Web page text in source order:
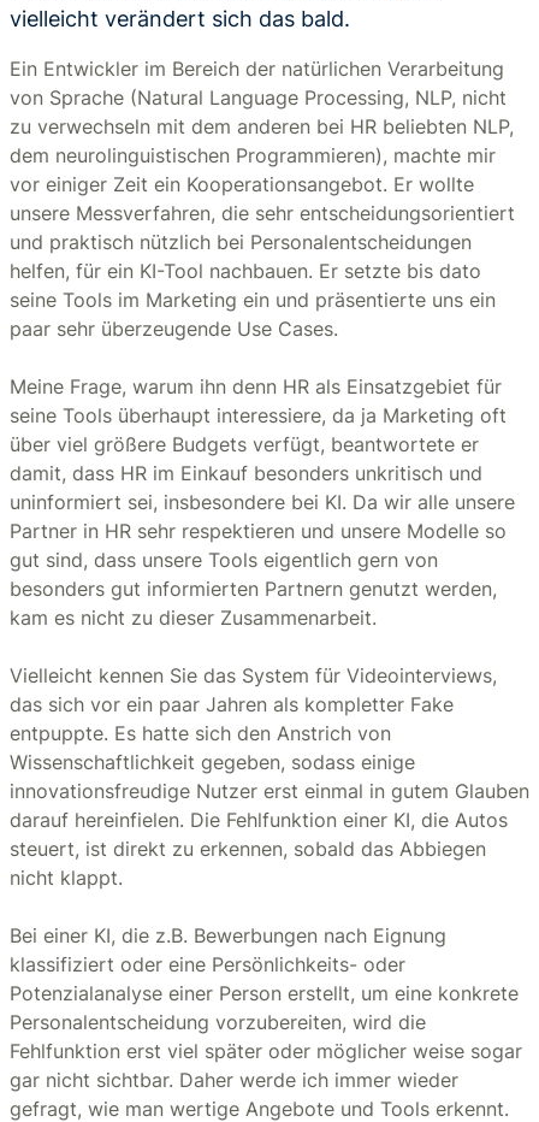
vielleicht verändert sich das bald.
Ein Entwickler im Bereich der natürlichen Verarbeitung
von Sprache (Natural Language Processing, NLP, nicht
zu verwechseln mit dem anderen bei HR beliebten NLP,
dem neurolinguistischen Programmieren), machte mir
vor einiger Zeit ein Kooperationsangebot. Er wollte
unsere Messverfahren, die sehr entscheidungsorientiert
und praktisch nützlich bei Personalentscheidungen
helfen, für ein KI-Tool nachbauen. Er setzte bis dato
seine Tools im Marketing ein und präsentierte uns ein
paar sehr überzeugende Use Cases.
Meine Frage, warum ihn denn HR als Einsatzgebiet für
seine Tools überhaupt interessiere, da ja Marketing oft
über viel größere Budgets verfügt, beantwortete er
damit, dass HR im Einkauf besonders unkritisch und
uninformiert sei, insbesondere bei KI. Da wir alle unsere
Partner in HR sehr respektieren und unsere Modelle so
gut sind, dass unsere Tools eigentlich gern von
besonders gut informierten Partnern genutzt werden,
kam es nicht zu dieser Zusammenarbeit.
Vielleicht kennen Sie das System für Videointerviews,
das sich vor ein paar Jahren als kompletter Fake
entpuppte. Es hatte sich den Anstrich von
Wissenschaftlichkeit gegeben, sodass einige
innovationsfreudige Nutzer erst einmal in gutem Glauben
darauf hereinfielen. Die Fehlfunktion einer KI, die Autos
steuert, ist direkt zu erkennen, sobald das Abbiegen
nicht klappt.
Bei einer KI, die z.B. Bewerbungen nach Eignung
klassifiziert oder eine Persönlichkeits- oder
Potenzialanalyse einer Person erstellt, um eine konkrete
Personalentscheidung vorzubereiten, wird die
Fehlfunktion erst viel später oder möglicher weise sogar
gar nicht sichtbar. Daher werde ich immer wieder
gefragt, wie man wertige Angebote und Tools erkennt.